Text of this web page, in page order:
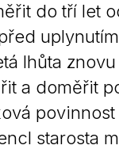
do tří let
lhůta
a doměřit
starosta